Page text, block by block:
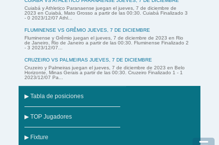
Cuiabá y Athletico Paranaense juegan el jueves, 7 de diciembre de
2023 en Cuiabá, Mato Grosso a partir de las 00:30. Cuiabá Finalizado 3
- 0 2023/12/07 Athl...
FLUMINENSE VS GRÊMIO JUEVES, 7 DE DICIEMBRE
Fluminense y Grêmio juegan el jueves, 7 de diciembre de 2023 en Rio
de Janeiro, Rio de Janeiro a partir de las 00:30. Fluminense Finalizado 2
- 3 2023/12/07...
CRUZEIRO VS PALMEIRAS JUEVES, 7 DE DICIEMBRE
Cruzeiro y Palmeiras juegan el jueves, 7 de diciembre de 2023 en Belo
Horizonte, Minas Gerais a partir de las 00:30. Cruzeiro Finalizado 1 - 1
2023/12/07 Pa...
▶ Tabla de posiciones
▶ TOP Jugadores
▶ Fixture